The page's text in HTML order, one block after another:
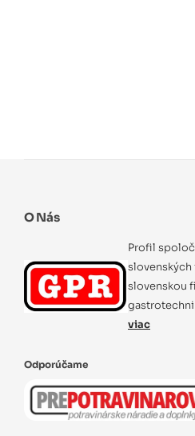
O Nás
Profil
slovenských
slovenskou
viac
Odporúčame